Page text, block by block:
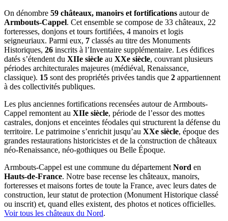
On dénombre 59 châteaux, manoirs et fortifications autour de
Armbouts-Cappel. Cet ensemble se compose de 33 châteaux, 22
forteresses, donjons et tours fortifiées, 4 manoirs et logis
seigneuriaux. Parmi eux, 7 classés au titre des Monuments
Historiques, 26 inscrits à l’Inventaire supplémentaire. Les édifices
datés s’étendent du XIIe siècle au XXe siècle, couvrant plusieurs
périodes architecturales majeures (médiéval, Renaissance,
classique). 15 sont des propriétés privées tandis que 2 appartiennent
à des collectivités publiques.
Les plus anciennes fortifications recensées autour de Armbouts-
Cappel remontent au XIIe siècle, période de l’essor des mottes
castrales, donjons et enceintes féodales qui structurent la défense du
territoire. Le patrimoine s’enrichit jusqu’au XXe siècle, époque des
grandes restaurations historicistes et de la construction de châteaux
néo-Renaissance, néo-gothiques ou Belle Époque.
Armbouts-Cappel est une commune du département Nord en
Hauts-de-France. Notre base recense les châteaux, manoirs,
forteresses et maisons fortes de toute la France, avec leurs dates de
construction, leur statut de protection (Monument Historique classé
ou inscrit) et, quand elles existent, des photos et notices officielles.
Voir tous les châteaux du Nord.